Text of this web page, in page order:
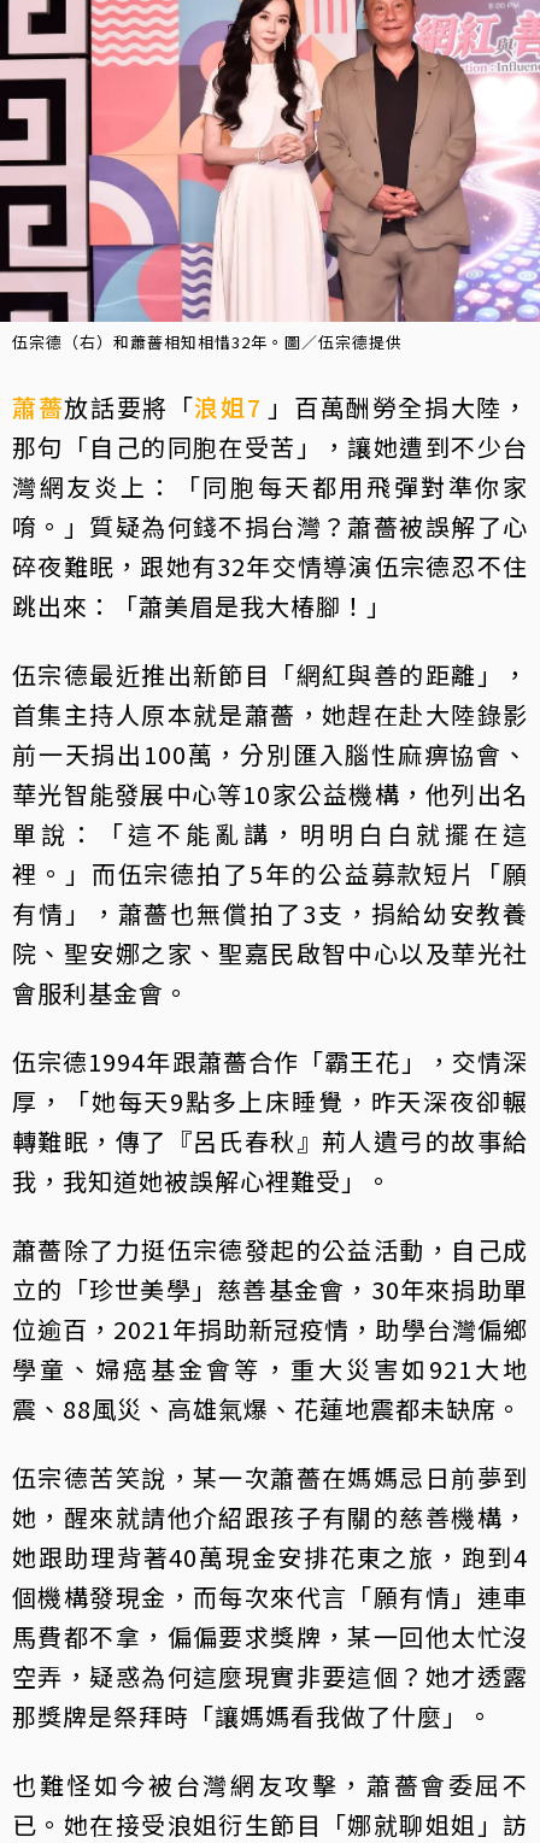
伍宗德（右）和蕭薔相知相惜32年。圖／伍宗德提供
蕭薔放話要將「浪姐7 」百萬酬勞全捐大陸，
那句「自己的同胞在受苦」，讓她遭到不少台
灣網友炎上：「同胞每天都用飛彈對準你家
唷。」質疑為何錢不捐台灣？蕭薔被誤解了心
碎夜難眠，跟她有32年交情導演伍宗德忍不住
跳出來：「蕭美眉是我大椿腳！」
伍宗德最近推出新節目「網紅與善的距離」，
首集主持人原本就是蕭薔，她趕在赴大陸錄影
前一天捐出100萬，分別匯入腦性麻痹協會、
華光智能發展中心等10家公益機構，他列出名
單說：「這不能亂講，明明白白就擺在這
裡。」而伍宗德拍了5年的公益募款短片「願
有情」，蕭薔也無償拍了3支，捐給幼安教養
院、聖安娜之家、聖嘉民啟智中心以及華光社
會服利基金會。
伍宗德1994年跟蕭薔合作「霸王花」，交情深
厚，「她每天9點多上床睡覺，昨天深夜卻輾
轉難眠，傳了『呂氏春秋』荊人遺弓的故事給
我，我知道她被誤解心裡難受」。
蕭薔除了力挺伍宗德發起的公益活動，自己成
立的「珍世美學」慈善基金會，30年來捐助單
位逾百，2021年捐助新冠疫情，助學台灣偏鄉
學童、婦癌基金會等，重大災害如921大地
震、88風災、高雄氣爆、花蓮地震都未缺席。
伍宗德苦笑說，某一次蕭薔在媽媽忌日前夢到
她，醒來就請他介紹跟孩子有關的慈善機構，
她跟助理背著40萬現金安排花東之旅，跑到4
個機構發現金，而每次來代言「願有情」連車
馬費都不拿，偏偏要求獎牌，某一回他太忙沒
空弄，疑惑為何這麼現實非要這個？她才透露
那獎牌是祭拜時「讓媽媽看我做了什麼」。
也難怪如今被台灣網友攻擊，蕭薔會委屈不
已。她在接受浪姐衍生節目「娜就聊姐姐」訪